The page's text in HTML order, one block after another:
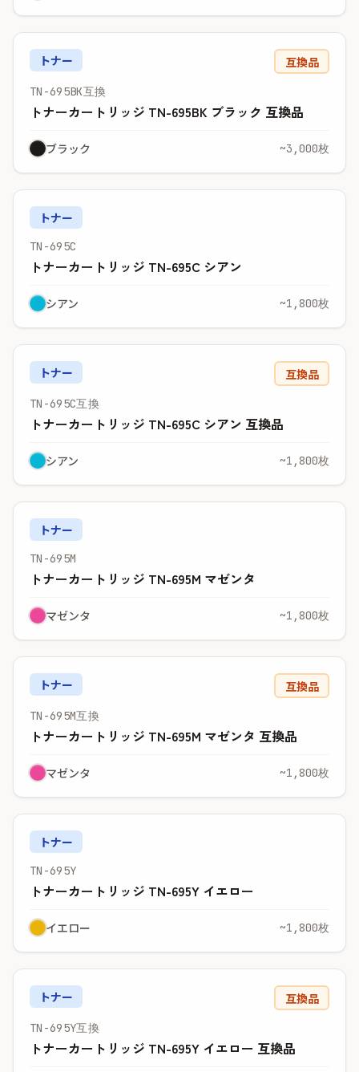
トナー 互換品
TN-695BK互換
トナーカートリッジ TN-695BK ブラック 互換品
ブラック ~3,000枚
トナー
TN-695C
トナーカートリッジ TN-695C シアン
シアン ~1,800枚
トナー 互換品
TN-695C互換
トナーカートリッジ TN-695C シアン 互換品
シアン ~1,800枚
トナー
TN-695M
トナーカートリッジ TN-695M マゼンタ
マゼンタ ~1,800枚
トナー 互換品
TN-695M互換
トナーカートリッジ TN-695M マゼンタ 互換品
マゼンタ ~1,800枚
トナー
TN-695Y
トナーカートリッジ TN-695Y イエロー
イエロー ~1,800枚
トナー 互換品
TN-695Y互換
トナーカートリッジ TN-695Y イエロー 互換品